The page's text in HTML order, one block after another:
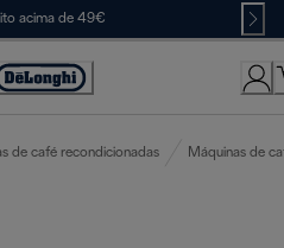
acima de 49€
de café recondicionadas Máquinas de